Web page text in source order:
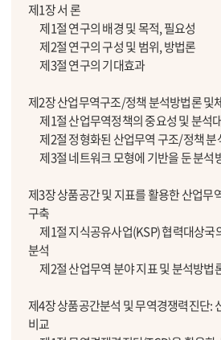
제1장 서 론
제1절 연구의 배경 및 목적, 필요성
제2절 연구의 구성 및 범위, 방법론
제3절 연구의 기대효과
제2장 산업무역구조/정책 분석방법론 및
제1절 산업무역정책의 중요성 및 분석
제2절 정형화된 산업무역 구조/정책 분
제3절 네트워크 모형에 기반을 둔 분석
제3장 상품공간 및 지표를 활용한 산업무
구축
제1절 지식공유사업(KSP) 협력대상국
분석
제2절 산업무역 분야 지표 및 분석방법
제4장 상품공간분석 및 무역경쟁력진단:
비교